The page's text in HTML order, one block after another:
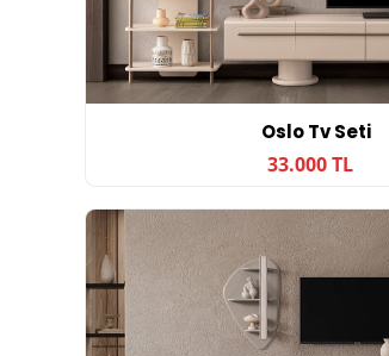
Oslo Tv Seti
33.000 TL